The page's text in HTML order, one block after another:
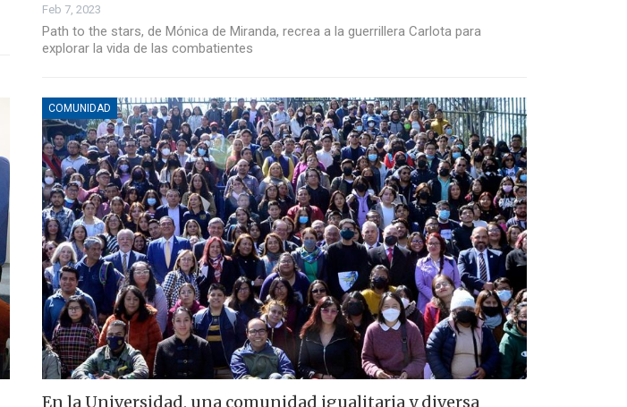
Feb 7, 2023
Path to the stars, de Mónica de Miranda, recrea a la guerrillera Carlota para
explorar la vida de las combatientes
COMUNIDAD
En la Universidad, una comunidad igualitaria y diversa